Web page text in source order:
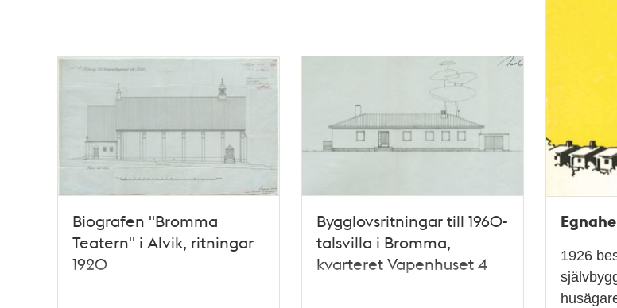
teman
Biografen "Bromma
Teatern" i Alvik, ritningar
1920
Bygglovsritningar till 1960-
talsvilla i Bromma,
kvarteret Vapenhuset 4
1926